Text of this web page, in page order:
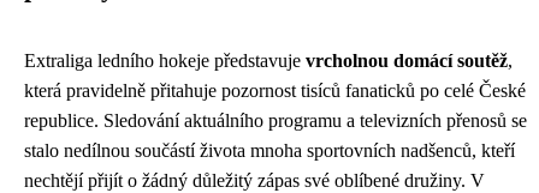
Extraliga ledního hokeje představuje vrcholnou domácí soutěž,
která pravidelně přitahuje pozornost tisíců fanaticků po celé České
republice. Sledování aktuálního programu a televizních přenosů se
stalo nedílnou součástí života mnoha sportovních nadšenců, kteří
nechtějí přijít o žádný důležitý zápas své oblíbené družiny. V